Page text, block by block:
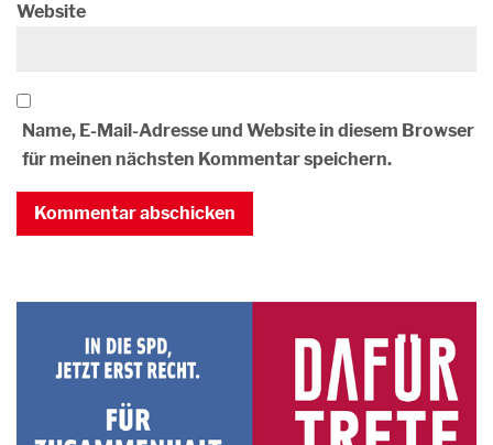
Website
Name, E-Mail-Adresse und Website in diesem Browser
für meinen nächsten Kommentar speichern.